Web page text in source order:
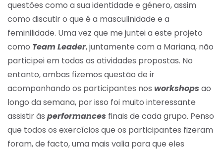
questões como a sua identidade e género, assim
como discutir o que é a masculinidade e a
feminilidade. Uma vez que me juntei a este projeto
como Team Leader, juntamente com a Mariana, não
participei em todas as atividades propostas. No
entanto, ambas fizemos questão de ir
acompanhando os participantes nos workshops ao
longo da semana, por isso foi muito interessante
assistir às performances finais de cada grupo. Penso
que todos os exercícios que os participantes fizeram
foram, de facto, uma mais valia para que eles